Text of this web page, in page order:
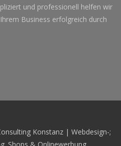
und professionell helfen wir
Business erfolgreich durch
Konstanz | Webdesign-;